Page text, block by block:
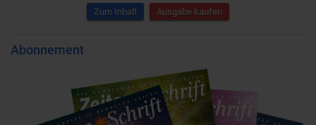
Zum Inhalt Ausgabe kaufen
Abonnement